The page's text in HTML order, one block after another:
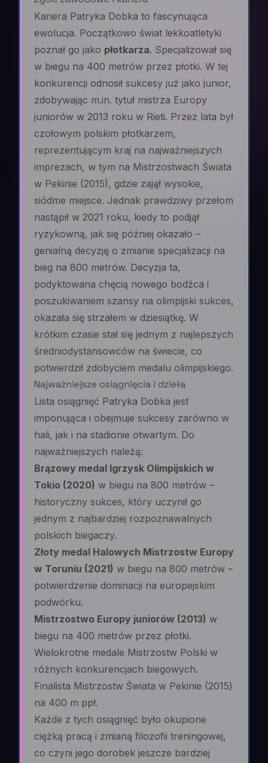
Kariera Patryka Dobka to fascynująca
ewolucja. Początkowo świat lekkoatletyki
poznał go jako płotkarza. Specjalizował się
w biegu na 400 metrów przez płotki. W tej
konkurencji odnosił sukcesy już jako junior,
zdobywając m.in. tytuł mistrza Europy
juniorów w 2013 roku w Rieti. Przez lata był
czołowym polskim płotkarzem,
reprezentującym kraj na najważniejszych
imprezach, w tym na Mistrzostwach Świata
w Pekinie (2015), gdzie zajął wysokie,
siódme miejsce. Jednak prawdziwy przełom
nastąpił w 2021 roku, kiedy to podjął
ryzykowną, jak się później okazało –
genialną decyzję o zmianie specjalizacji na
bieg na 800 metrów. Decyzja ta,
podyktowana chęcią nowego bodźca i
poszukiwaniem szansy na olimpijski sukces,
okazała się strzałem w dziesiątkę. W
krótkim czasie stał się jednym z najlepszych
średniodystansowców na świecie, co
potwierdził zdobyciem medalu olimpijskiego.
Najważniejsze osiągnięcia i dzieła
Lista osiągnięć Patryka Dobka jest
imponująca i obejmuje sukcesy zarówno w
hali, jak i na stadionie otwartym. Do
najważniejszych należą:
Brązowy medal Igrzysk Olimpijskich w
Tokio (2020) w biegu na 800 metrów –
historyczny sukces, który uczynił go
jednym z najbardziej rozpoznawalnych
polskich biegaczy.
Złoty medal Halowych Mistrzostw Europy
w Toruniu (2021) w biegu na 800 metrów –
potwierdzenie dominacji na europejskim
podwórku.
Mistrzostwo Europy juniorów (2013) w
biegu na 400 metrów przez płotki.
Wielokrotne medale Mistrzostw Polski w
różnych konkurencjach biegowych.
Finalista Mistrzostw Świata w Pekinie (2015)
na 400 m ppł.
Każde z tych osiągnięć było okupione
ciężką pracą i zmianą filozofii treningowej,
co czyni jego dorobek jeszcze bardziej